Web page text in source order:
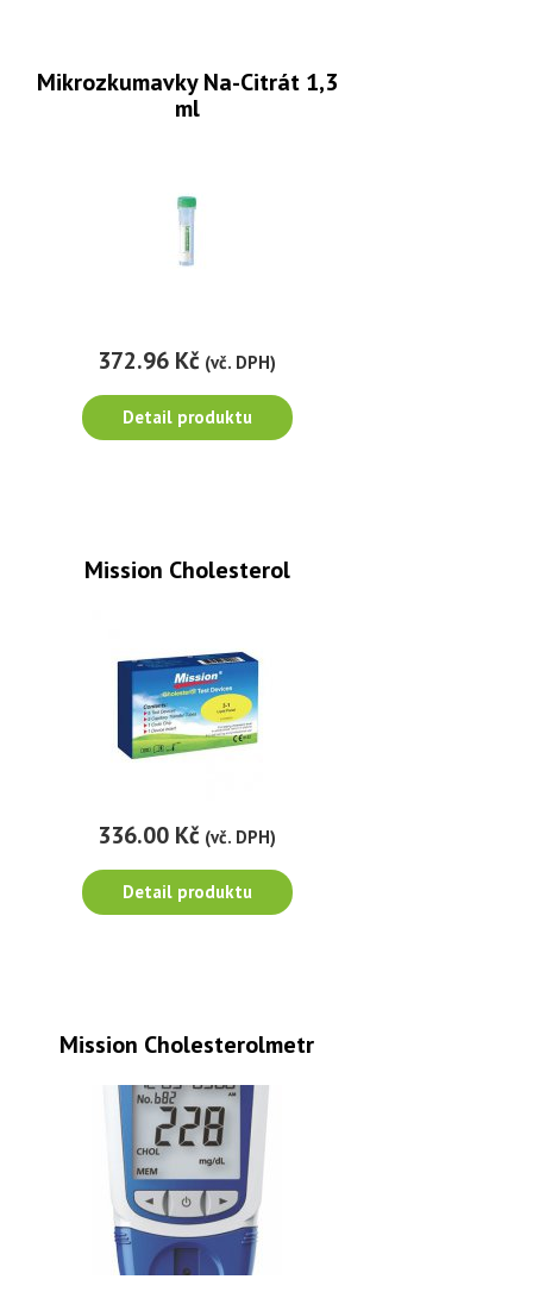
Mikrozkumavky Na-Citrát 1,3
ml
372.96 Kč (vč. DPH)
Detail produktu
Mission Cholesterol
336.00 Kč (vč. DPH)
Detail produktu
Mission Cholesterolmetr